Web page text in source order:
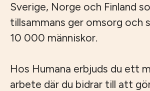
Sverige, Norge och Finland
tillsammans ger omsorg och
10 000 människor.
Hos Humana erbjuds du ett
arbete där du bidrar till att